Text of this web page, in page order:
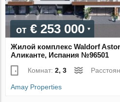
от € 253 000
Жилой комплекс Waldorf
Аликанте, Испания №96501
Комнат:2, 3
Amay Properties